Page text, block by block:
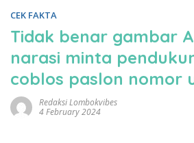
CEK FAKTA
Tidak benar gambar
narasi minta
coblos paslon nomor
Redaksi Lombokvibes
4 February 2024